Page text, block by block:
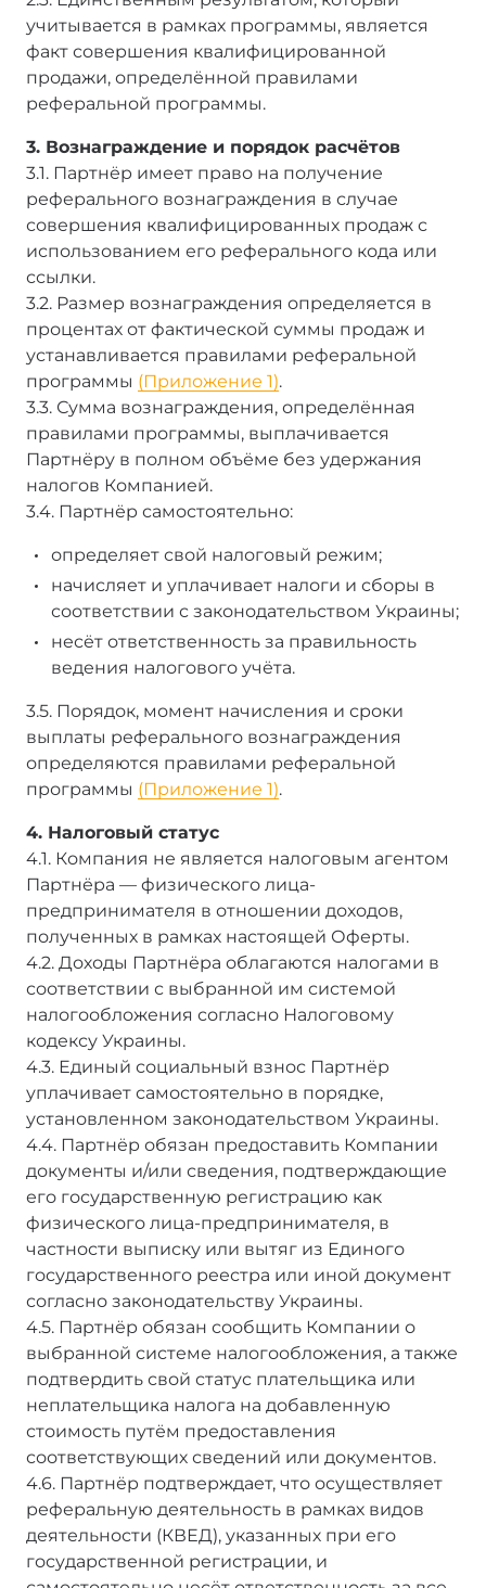
учитывается в рамках программы, является
факт совершения квалифицированной
продажи, определённой правилами
реферальной программы.
3. Вознаграждение и порядок расчётов
3.1. Партнёр имеет право на получение
реферального вознаграждения в случае
совершения квалифицированных продаж с
использованием его реферального кода или
ссылки.
3.2. Размер вознаграждения определяется в
процентах от фактической суммы продаж и
устанавливается правилами реферальной
программы (Приложение 1).
3.3. Сумма вознаграждения, определённая
правилами программы, выплачивается
Партнёру в полном объёме без удержания
налогов Компанией.
3.4. Партнёр самостоятельно:
определяет свой налоговый режим;
начисляет и уплачивает налоги и сборы в
соответствии с законодательством Украины;
несёт ответственность за правильность
ведения налогового учёта.
3.5. Порядок, момент начисления и сроки
выплаты реферального вознаграждения
определяются правилами реферальной
программы (Приложение 1).
4. Налоговый статус
4.1. Компания не является налоговым агентом
Партнёра — физического лица-
предпринимателя в отношении доходов,
полученных в рамках настоящей Оферты.
4.2. Доходы Партнёра облагаются налогами в
соответствии с выбранной им системой
налогообложения согласно Налоговому
кодексу Украины.
4.3. Единый социальный взнос Партнёр
уплачивает самостоятельно в порядке,
установленном законодательством Украины.
4.4. Партнёр обязан предоставить Компании
документы и/или сведения, подтверждающие
его государственную регистрацию как
физического лица-предпринимателя, в
частности выписку или вытяг из Единого
государственного реестра или иной документ
согласно законодательству Украины.
4.5. Партнёр обязан сообщить Компании о
выбранной системе налогообложения, а также
подтвердить свой статус плательщика или
неплательщика налога на добавленную
стоимость путём предоставления
соответствующих сведений или документов.
4.6. Партнёр подтверждает, что осуществляет
реферальную деятельность в рамках видов
деятельности (КВЕД), указанных при его
государственной регистрации, и